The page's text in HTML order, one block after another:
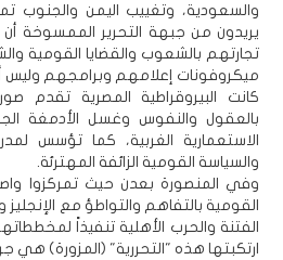
والسعودية، وتغييب اليمن والجنوب
يريدون من جبهة التحرير الممسوخة
تجارتهم بالشعوب والقضايا القومية
ميكروفونات إعلامهم وبرامجهم وليس
كانت البيروقراطية المصرية تقدم
بالعقول والنفوس وغسل الأدمغة
الاستعمارية الغربية، كما تؤسس
والسياسة القومية الزائفة المهترئة.
وفي المنصورة بعدن حيث تمركزوا
القومية بالتفاهم والتواطؤ مع الإنجليز
الفتنة والحرب الأهلية تنفيذاً
ارتكبتها هذه "التحررية" (المزورة) هي